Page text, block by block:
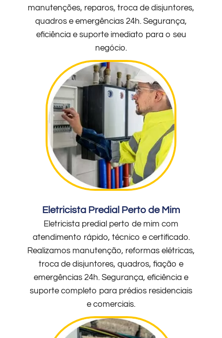
manutenções, reparos, troca de disjuntores,
quadros e emergências 24h. Segurança,
eficiência e suporte imediato para o seu
negócio.
Eletricista Predial Perto de Mim
Eletricista predial perto de mim com
atendimento rápido, técnico e certificado.
Realizamos manutenção, reformas elétricas,
troca de disjuntores, quadros, fiação e
emergências 24h. Segurança, eficiência e
suporte completo para prédios residenciais
e comerciais.